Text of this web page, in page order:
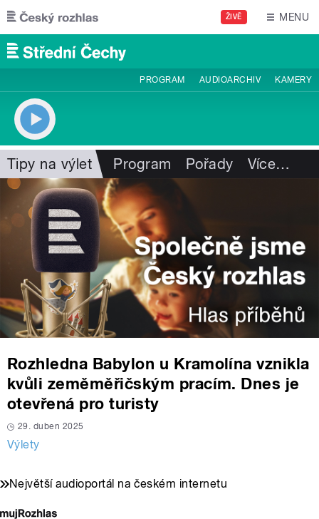
Přejít k hlavnímu obsahu
ŽIVĚ MENU
PROGRAM AUDIOARCHIV KAMERY
Tipy na výlet Program Pořady Více…
Rozhledna Babylon u Kramolína vznikla
kvůli zeměměřičským pracím. Dnes je
otevřená pro turisty
29. duben 2025
Výlety
Největší audioportál na českém internetu